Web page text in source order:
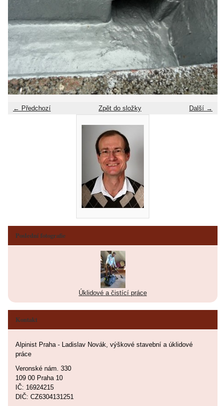
← Předchozí Další →
Zpět do složky
Poslední fotografie
Úklidové a čistící práce
Kontakt
Alpinist Praha - Ladislav Novák, výškové stavební a úklidové
práce
Veronské nám. 330
109 00 Praha 10
IČ: 16924215
DIČ: CZ6304131251